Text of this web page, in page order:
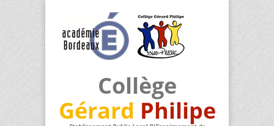
Collège
Gérard Philipe